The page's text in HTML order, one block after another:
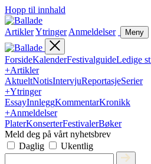
Hopp til innhald
ArtiklerYtringer Anmeldelser Meny
ForsideKalenderFestivalguideLedige
+Artikler
AktueltNotisIntervjuReportasjeSerier
+Ytringer
EssayInnleggKommentarKronikk
+Anmeldelser
PlaterKonserterFestivalerBøker
Meld deg på vårt nyhetsbrev
Daglig
Ukentlig